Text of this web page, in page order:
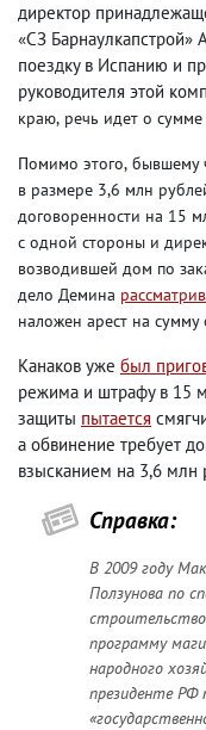
директор
«СЗ Барнаулкапстрой»
поездку в Испанию и
руководителя этой
краю, речь идет о
Помимо этого, бывшему
в размере 3,6 млн
договоренности на 15
с одной стороны и
возводившей дом по
дело Демина
наложен арест на
Канаков уже был
режима и штрафу в 15
защиты пытается
а обвинение требует
взысканием на 3,6 млн
Справка:
В 2009 году
Ползунова по
строительство
программу
народного
президенте РФ